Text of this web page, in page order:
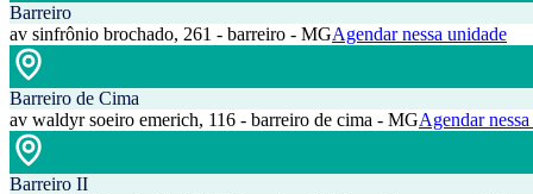
Barreiro
av sinfrônio brochado, 261 - barreiro - MGAgendar nessa unidade
Barreiro de Cima
av waldyr soeiro emerich, 116 - barreiro de cima - MGAgendar
Barreiro II